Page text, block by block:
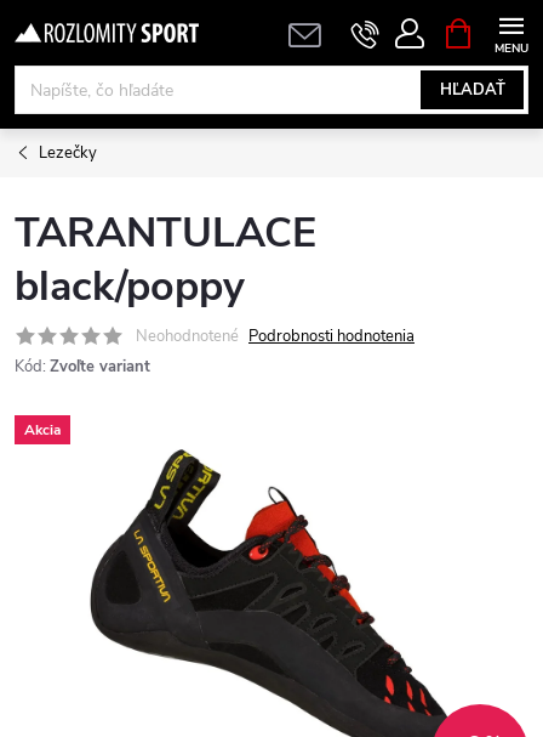
na
obsah
HĽADAŤ
KOŠÍK
Lezečky
TARANTULACE
black/poppy
Neohodnotené Podrobnosti hodnotenia
Kód: Zvoľte variant
Akcia